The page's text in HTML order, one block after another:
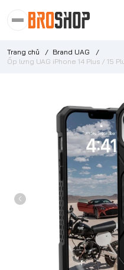
Trang chủ / Brand UAG
/
Ốp lưng UAG iPhone 14 Plus / 15